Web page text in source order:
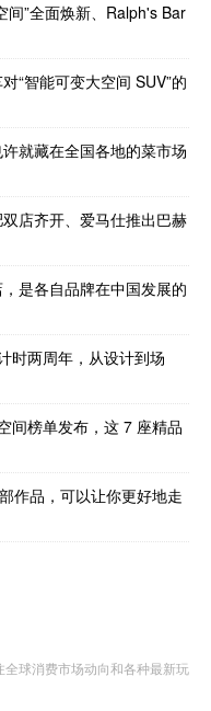
间”全面焕新、Ralph's Bar
“智能可变大空间 SUV”的
就藏在全国各地的菜市场
店齐开、爱马仕推出巴赫
是各自品牌在中国发展的
时两周年，从设计到场
间榜单发布，这 7 座精品
作品，可以让你更好地走
球消费市场动向和各种最新玩